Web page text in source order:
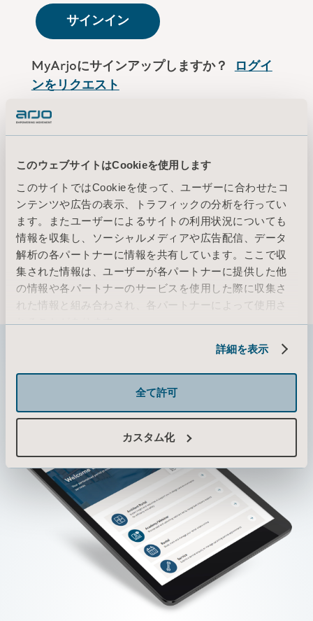
このウェブサイトはCookieを使用します
このサイトではCookieを使って、ユーザーに合わせたコ
ンテンツや広告の表示、トラフィックの分析を行ってい
ます。またユーザーによるサイトの利用状況についても
情報を収集し、ソーシャルメディアや広告配信、データ
解析の各パートナーに情報を共有しています。ここで収
集された情報は、ユーザーが各パートナーに提供した他
の情報や各パートナーのサービスを使用した際に収集さ
れた情報と組み合わされ、各パートナーによって使用さ
れることがあります。
詳細を表示
全て許可
カスタム化
サインイン
MyArjoにサインアップしますか？
ログイ
ンをリクエスト
Arjoの従業員ですか？
利用規約
プライバシーポリシー
リーガルノーティス
クッキーに関する情報
© 2026 Arjo · All rights reserved